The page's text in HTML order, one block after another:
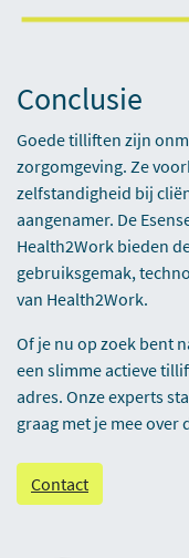
Conclusie
Goede tilliften zijn
zorgomgeving. Ze
zelfstandigheid bij
aangenamer. De
Health2Work bieden
gebruiksgemak,
van Health2Work.
Of je nu op zoek bent
een slimme actieve
adres. Onze experts
graag met je mee over
Contact